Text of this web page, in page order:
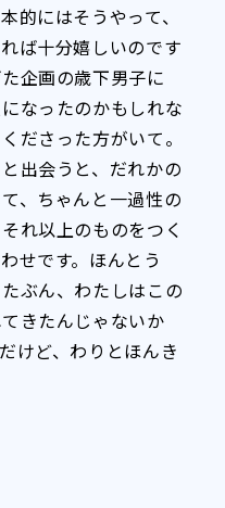
的にはそうやって、
ば十分嬉しいのです
企画の歳下男子に
なったのかもしれな
ださった方がいて。
出会うと、だれかの
、ちゃんと一過性の
れ以上のものをつく
せです。ほんとう
ぶん、わたしはこの
きたんじゃないか
けど、わりとほんき